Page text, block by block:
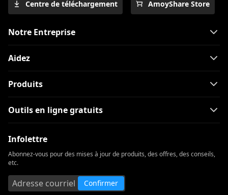
Centre de téléchargement AmoyShare Store
Notre Entreprise
Aidez
Produits
Outils en ligne gratuits
Infolettre
Abonnez-vous pour des mises à jour de produits, des offres, des conseils,
etc.
Confirmer